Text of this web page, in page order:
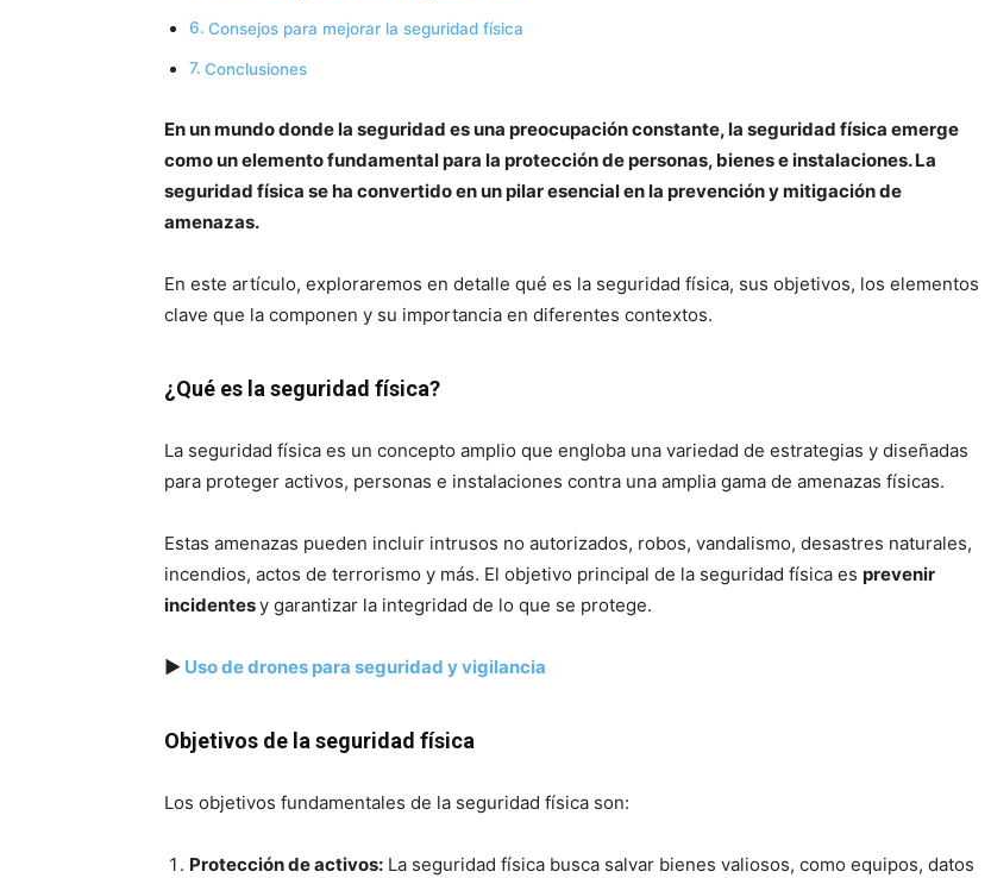
Consejos para mejorar la seguridad física
Conclusiones
En un mundo donde la seguridad es una preocupación constante, la seguridad física emerge
como un elemento fundamental para la protección de personas, bienes e instalaciones. La
seguridad física se ha convertido en un pilar esencial en la prevención y mitigación de
amenazas.
En este artículo, exploraremos en detalle qué es la seguridad física, sus objetivos, los elementos
clave que la componen y su importancia en diferentes contextos.
¿Qué es la seguridad física?
La seguridad física es un concepto amplio que engloba una variedad de estrategias y diseñadas
para proteger activos, personas e instalaciones contra una amplia gama de amenazas físicas.
Estas amenazas pueden incluir intrusos no autorizados, robos, vandalismo, desastres naturales,
incendios, actos de terrorismo y más. El objetivo principal de la seguridad física es prevenir
incidentesy garantizar la integridad de lo que se protege.
▶ Uso de drones para seguridad y vigilancia
Objetivos de la seguridad física
Los objetivos fundamentales de la seguridad física son:
Protección de activos: La seguridad física busca salvar bienes valiosos, como equipos, datos